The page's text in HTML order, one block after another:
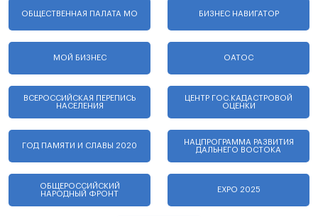
ОБЩЕСТВЕННАЯ ПАЛАТА МО БИЗНЕС НАВИГАТОР
МОЙ БИЗНЕС ОАТОС
ВСЕРОССИЙСКАЯ ПЕРЕПИСЬ
НАСЕЛЕНИЯ
ЦЕНТР ГОС.КАДАСТРОВОЙ
ОЦЕНКИ
ГОД ПАМЯТИ И СЛАВЫ 2020
НАЦПРОГРАММА РАЗВИТИЯ
ДАЛЬНЕГО ВОСТОКА
ОБЩЕРОССИЙСКИЙ
НАРОДНЫЙ ФРОНТ
EXPO 2025